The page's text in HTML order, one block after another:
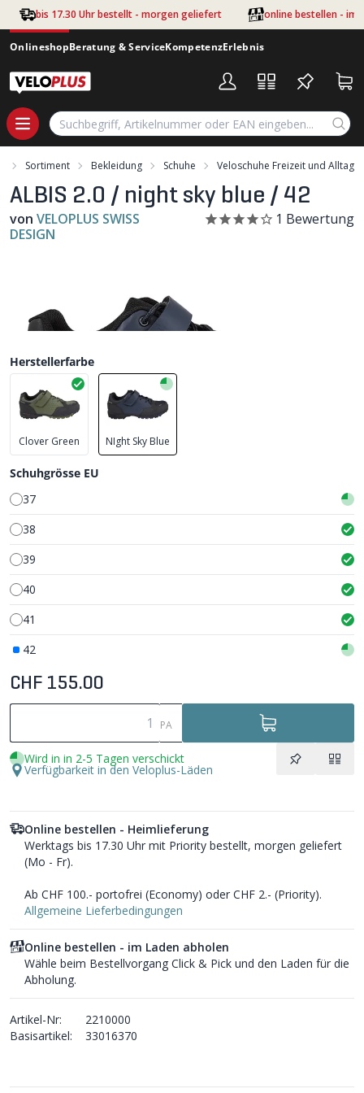
Zum Hauptinhalt springen
bis 17.30 Uhr bestellt - morgen geliefert online bestellen - im
OnlineshopBeratung & ServiceKompetenzErlebnis
Sortiment Bekleidung Schuhe Veloschuhe Freizeit und Alltag
ALBIS 2.0 / night sky blue / 42
von VELOPLUS SWISS
DESIGN
1 Bewertung
Herstellerfarbe
Clover Green NIght Sky Blue
Schuhgrösse EU
37
38
39
40
41
42
CHF 155.00
PA
Wird in in 2-5 Tagen verschickt
Verfügbarkeit in den Veloplus-Läden
Online bestellen - Heimlieferung
Werktags bis 17.30 Uhr mit Priority bestellt, morgen geliefert
(Mo - Fr).
Ab CHF 100.- portofrei (Economy) oder CHF 2.- (Priority).
Allgemeine Lieferbedingungen
Online bestellen - im Laden abholen
Wähle beim Bestellvorgang Click & Pick und den Laden für die
Abholung.
Artikel-Nr:
2210000
Basisartikel:
33016370